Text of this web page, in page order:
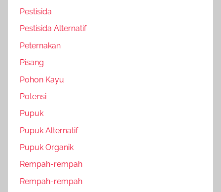
Pestisida
Pestisida Alternatif
Peternakan
Pisang
Pohon Kayu
Potensi
Pupuk
Pupuk Alternatif
Pupuk Organik
Rempah-rempah
Rempah-rempah